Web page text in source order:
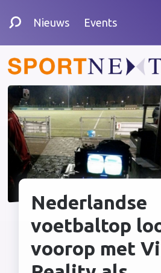
Nieuws Events
Nederlandse
voetbaltop
voorop met